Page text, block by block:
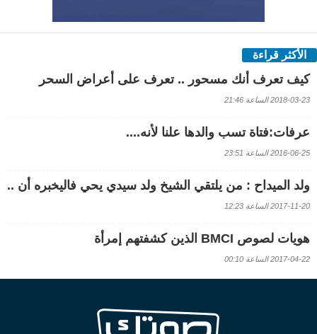
الأكثر قراءة
كيف تعرف أنك مسحور .. تعرف على أعراض السحر
2018-03-23 الساعة 21:46
عرفات:فتاة تسب والدها علنا لأنه....
2016-06-25 الساعة 23:51
ولد الميداح : من يلتقي الشيخ ولد سيدي يحي فاليخبره أن ..
2017-11-20 الساعة 12:23
هويات لصوص BMCI الذين كشفتهم إمرأة
2017-04-22 الساعة 00:10